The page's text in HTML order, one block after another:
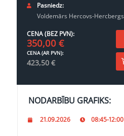
Pasniedz:
Voldemārs Hercovs-Hercbergs
CENA (BEZ PVN):
350,00 €
CENA (AR PVN):
423,50 €
NODARBĪBU GRAFIKS:
21.09.2026 08:45-12:00